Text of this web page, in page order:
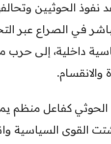
نفوذ الحوثيين
في الصراع عبر
داخلية، إلى حرب
الحوثي كفاعل منظم
القوى السياسية